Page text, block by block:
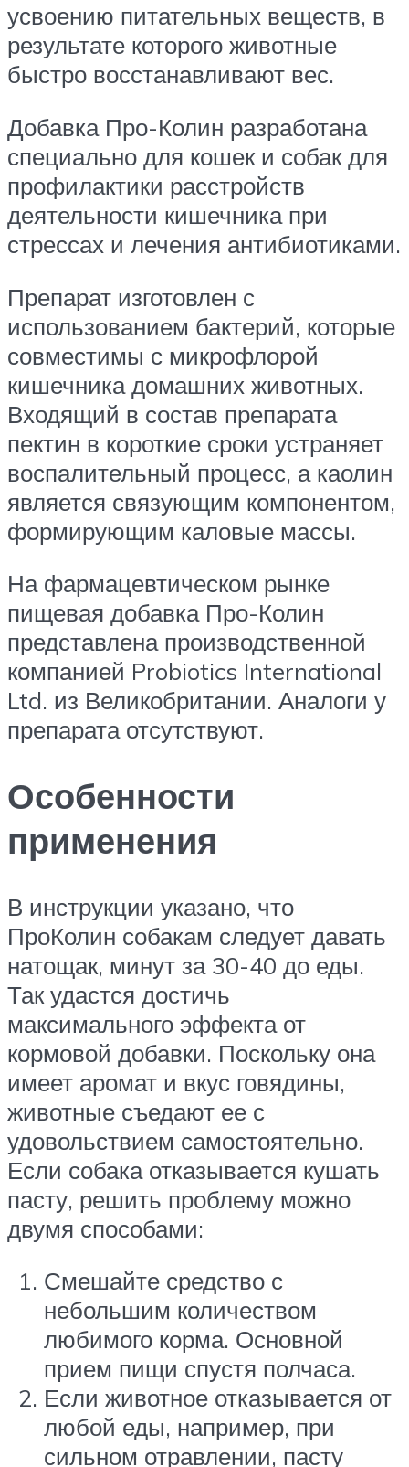
усвоению питательных веществ, в
результате которого животные
быстро восстанавливают вес.
Добавка Про-Колин разработана
специально для кошек и собак для
профилактики расстройств
деятельности кишечника при
стрессах и лечения антибиотиками.
Препарат изготовлен с
использованием бактерий, которые
совместимы с микрофлорой
кишечника домашних животных.
Входящий в состав препарата
пектин в короткие сроки устраняет
воспалительный процесс, а каолин
является связующим компонентом,
формирующим каловые массы.
На фармацевтическом рынке
пищевая добавка Про-Колин
представлена производственной
компанией Probiotics International
Ltd. из Великобритании. Аналоги у
препарата отсутствуют.
Особенности
применения
В инструкции указано, что
ПроКолин собакам следует давать
натощак, минут за 30-40 до еды.
Так удастся достичь
максимального эффекта от
кормовой добавки. Поскольку она
имеет аромат и вкус говядины,
животные съедают ее с
удовольствием самостоятельно.
Если собака отказывается кушать
пасту, решить проблему можно
двумя способами:
Смешайте средство с
небольшим количеством
любимого корма. Основной
прием пищи спустя полчаса.
Если животное отказывается от
любой еды, например, при
сильном отравлении, пасту